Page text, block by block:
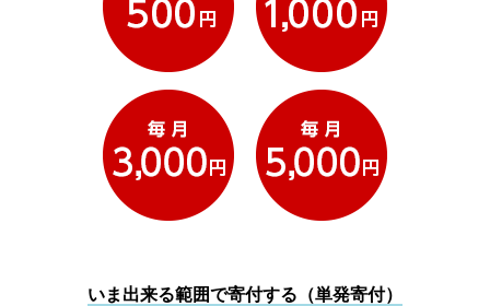
いま出来る範囲で寄付する（単発寄付）